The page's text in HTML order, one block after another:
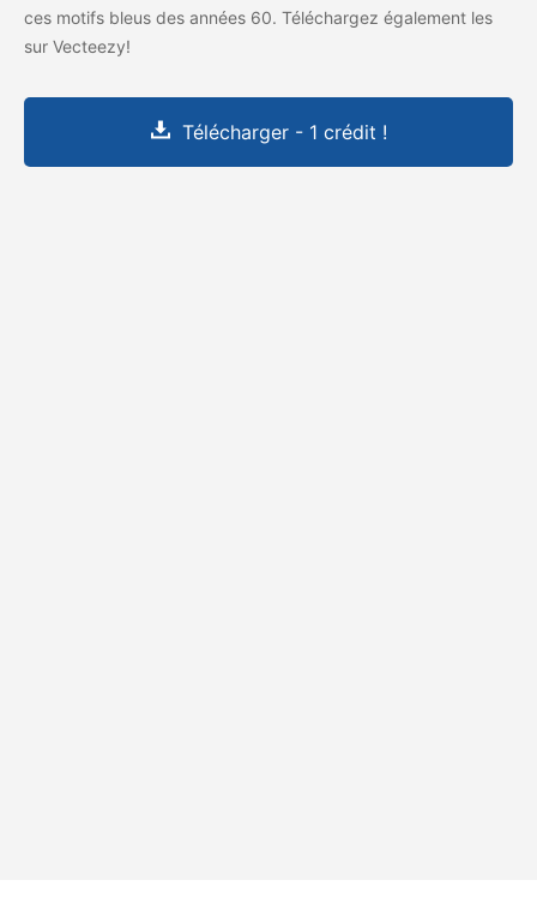
ces motifs bleus des années 60. Téléchargez également les
sur Vecteezy!
Télécharger - 1 crédit !